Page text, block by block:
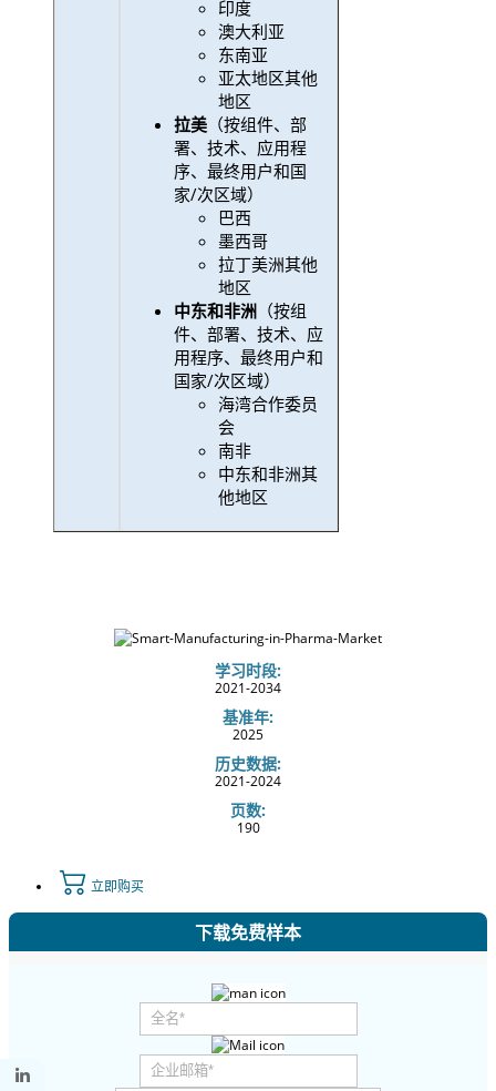
印度
澳大利亚
东南亚
亚太地区其他
地区
拉美 （按组件、部
署、技术、应用程
序、最终用户和国
家/次区域）
巴西
墨西哥
拉丁美洲其他
地区
中东和非洲 （按组
件、部署、技术、应
用程序、最终用户和
国家/次区域）
海湾合作委员
会
南非
中东和非洲其
他地区
学习时段:
2021-2034
基准年:
2025
历史数据:
2021-2024
页数:
190
立即购买
下载免费样本